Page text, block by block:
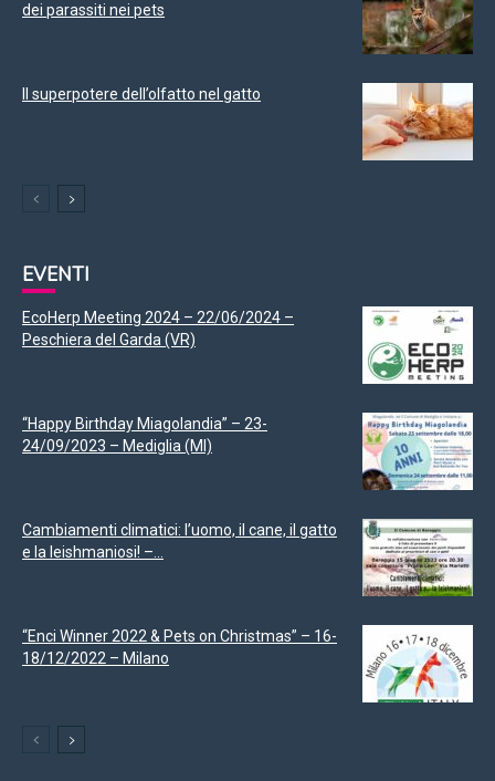
dei parassiti nei pets
Il superpotere dell’olfatto nel gatto
EVENTI
EcoHerp Meeting 2024 – 22/06/2024 –
Peschiera del Garda (VR)
“Happy Birthday Miagolandia” – 23-
24/09/2023 – Mediglia (MI)
Cambiamenti climatici: l’uomo, il cane, il gatto
e la leishmaniosi! –...
“Enci Winner 2022 & Pets on Christmas” – 16-
18/12/2022 – Milano